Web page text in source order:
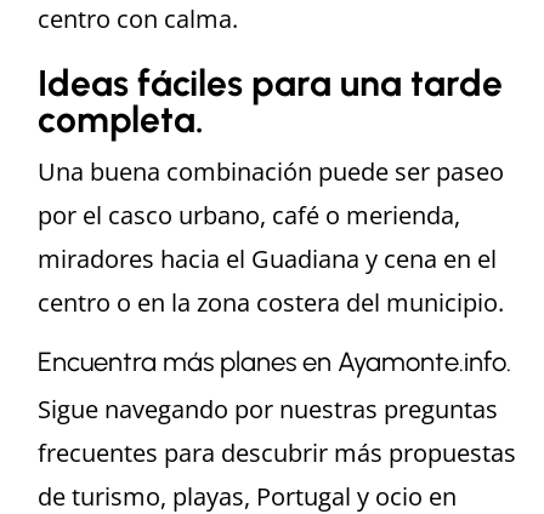
centro con calma.
Ideas fáciles para una tarde
completa.
Una buena combinación puede ser paseo
por el casco urbano, café o merienda,
miradores hacia el Guadiana y cena en el
centro o en la zona costera del municipio.
Encuentra más planes en Ayamonte.info.
Sigue navegando por nuestras preguntas
frecuentes para descubrir más propuestas
de turismo, playas, Portugal y ocio en